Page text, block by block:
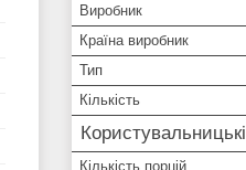
Виробник
Країна виробник
Тип
Кількість
Кількість порцій